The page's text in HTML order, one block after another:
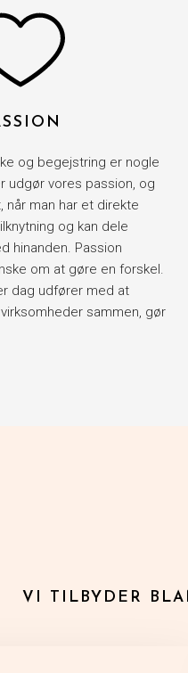
og begejstring er nogle
udgør vores passion, og
når man har et direkte
og kan dele
hinanden. Passion
om at gøre en forskel.
dag udfører med at
sammen, gør
VI TILBYDER